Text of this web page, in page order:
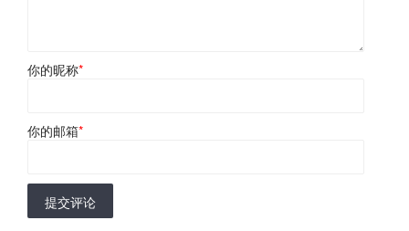
你的昵称*
你的邮箱*
提交评论